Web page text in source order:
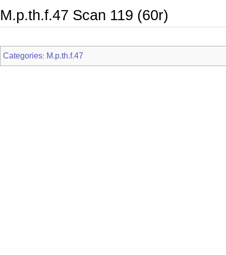
M.p.th.f.47 Scan 119 (60r)
Categories: M.p.th.f.47